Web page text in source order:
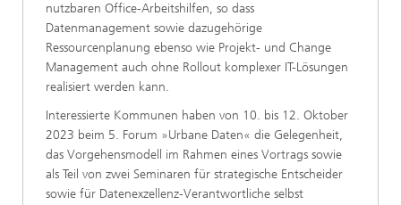
nutzbaren Office-Arbeitshilfen, so dass
Datenmanagement sowie dazugehörige
Ressourcenplanung ebenso wie Projekt- und Change
Management auch ohne Rollout komplexer IT-Lösungen
realisiert werden kann.
Interessierte Kommunen haben von 10. bis 12. Oktober
2023 beim 5. Forum »Urbane Daten« die Gelegenheit,
das Vorgehensmodell im Rahmen eines Vortrags sowie
als Teil von zwei Seminaren für strategische Entscheider
sowie für Datenexzellenz-Verantwortliche selbst